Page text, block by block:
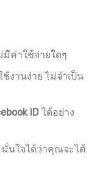
มีค่าใช้จ่ายใดๆ
งานง่าย ไม่จำเป็น
IDได้อย่าง
นใจได้ว่าคุณจะได้